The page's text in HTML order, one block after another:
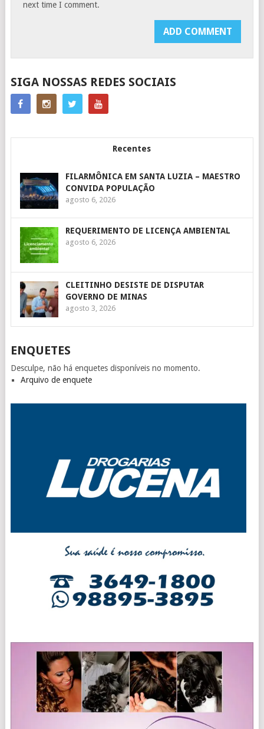
next time I comment.
SIGA NOSSAS REDES SOCIAIS
Recentes
FILARMÔNICA EM SANTA LUZIA – MAESTRO
CONVIDA POPULAÇÃO
agosto 6, 2026
REQUERIMENTO DE LICENÇA AMBIENTAL
agosto 6, 2026
CLEITINHO DESISTE DE DISPUTAR
GOVERNO DE MINAS
agosto 3, 2026
ENQUETES
Desculpe, não há enquetes disponíveis no momento.
Arquivo de enquete